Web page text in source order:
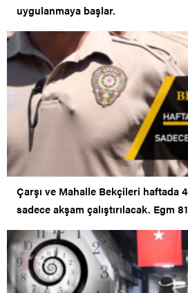
uygulanmaya başlar.
Çarşı ve Mahalle Bekçileri haftada
sadece akşam çalıştırılacak. Egm
gönderdi..